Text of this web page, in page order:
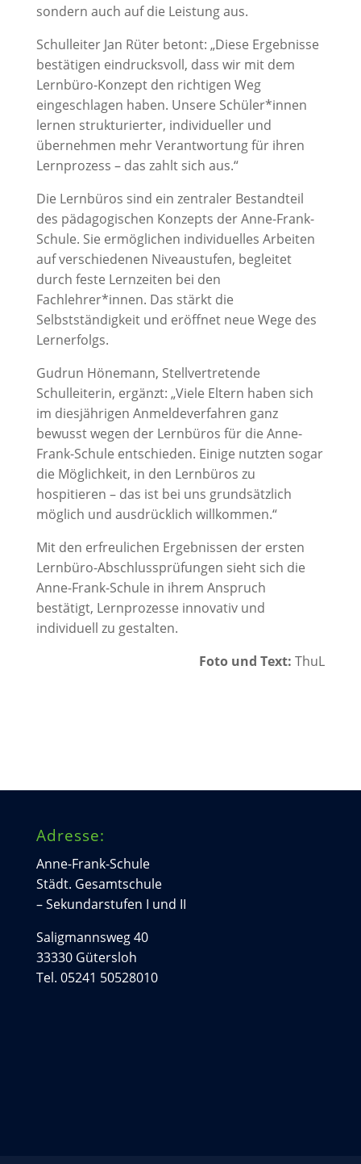
sondern auch auf die Leistung aus.
Schulleiter Jan Rüter betont: „Diese Ergebnisse
bestätigen eindrucksvoll, dass wir mit dem
Lernbüro-Konzept den richtigen Weg
eingeschlagen haben. Unsere Schüler*innen
lernen strukturierter, individueller und
übernehmen mehr Verantwortung für ihren
Lernprozess – das zahlt sich aus.“
Die Lernbüros sind ein zentraler Bestandteil
des pädagogischen Konzepts der Anne-Frank-
Schule. Sie ermöglichen individuelles Arbeiten
auf verschiedenen Niveaustufen, begleitet
durch feste Lernzeiten bei den
Fachlehrer*innen. Das stärkt die
Selbstständigkeit und eröffnet neue Wege des
Lernerfolgs.
Gudrun Hönemann, Stellvertretende
Schulleiterin, ergänzt: „Viele Eltern haben sich
im diesjährigen Anmeldeverfahren ganz
bewusst wegen der Lernbüros für die Anne-
Frank-Schule entschieden. Einige nutzten sogar
die Möglichkeit, in den Lernbüros zu
hospitieren – das ist bei uns grundsätzlich
möglich und ausdrücklich willkommen.“
Mit den erfreulichen Ergebnissen der ersten
Lernbüro-Abschlussprüfungen sieht sich die
Anne-Frank-Schule in ihrem Anspruch
bestätigt, Lernprozesse innovativ und
individuell zu gestalten.
Foto und Text: ThuL
Adresse:
Anne-Frank-Schule
Städt. Gesamtschule
– Sekundarstufen I und II
Saligmannsweg 40
33330 Gütersloh
Tel. 05241 50528010